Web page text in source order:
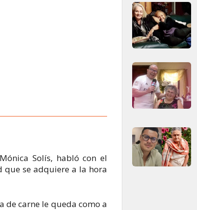
Solís, habló con el
se adquiere a la hora
de carne le queda como a